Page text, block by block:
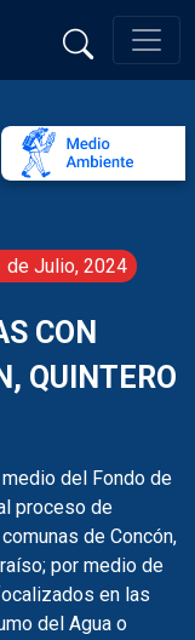
de Julio, 2024
CON
QUINTERO
del Fondo de
proceso de
de Concón,
por medio de
en las
del Agua o